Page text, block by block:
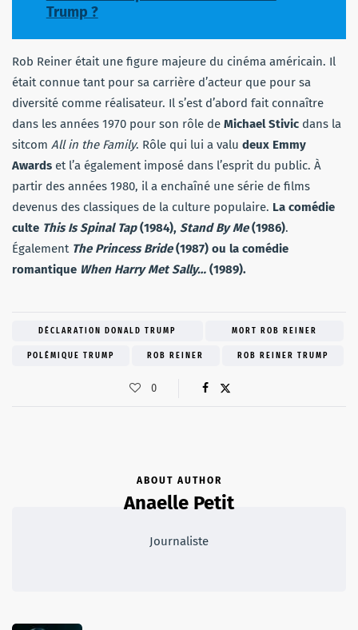
Trump ?
Rob Reiner était une figure majeure du cinéma américain. Il
était connue tant pour sa carrière d’acteur que pour sa
diversité comme réalisateur. Il s’est d’abord fait connaître
dans les années 1970 pour son rôle de Michael Stivic dans la
sitcom All in the Family. Rôle qui lui a valu deux Emmy
Awards et l’a également imposé dans l’esprit du public. À
partir des années 1980, il a enchaîné une série de films
devenus des classiques de la culture populaire. La comédie
culte This Is Spinal Tap(1984), Stand By Me(1986).
Également The Princess Bride(1987) ou la comédie
romantique When Harry Met Sally… (1989).
DÉCLARATION DONALD TRUMP MORT ROB REINER
POLÉMIQUE TRUMP ROB REINER ROB REINER TRUMP
0
ABOUT AUTHOR
Anaelle Petit
Journaliste